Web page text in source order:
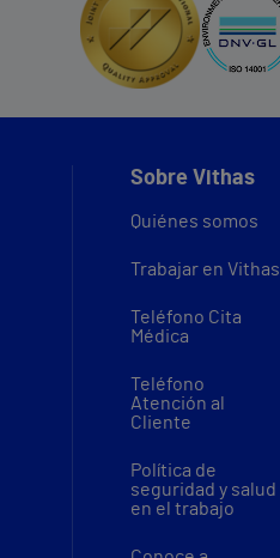
Sobre Vithas
Quiénes somos
Trabajar en Vithas
Teléfono Cita
Médica
Teléfono
Atención al
Cliente
Política de
seguridad y salud
en el trabajo